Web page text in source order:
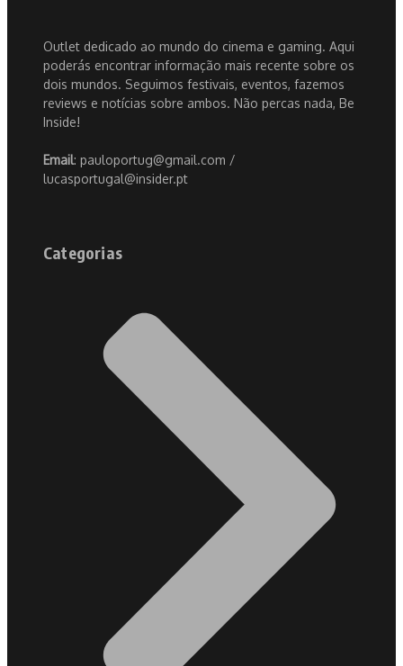
Outlet dedicado ao mundo do cinema e gaming. Aqui
poderás encontrar informação mais recente sobre os
dois mundos. Seguimos festivais, eventos, fazemos
reviews e notícias sobre ambos. Não percas nada, Be
Inside!
Email: pauloportug@gmail.com /
lucasportugal@insider.pt
Categorias